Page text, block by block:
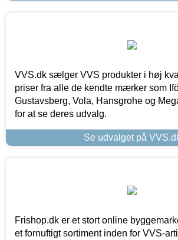
VVS.dk sælger VVS produkter i høj
priser fra alle de kendte mærker som
Gustavsberg, Vola, Hansgrohe og
for at se deres udvalg.
Se udvalget på
Frishop.dk er et stort online
et fornuftigt sortiment inden for VVS-